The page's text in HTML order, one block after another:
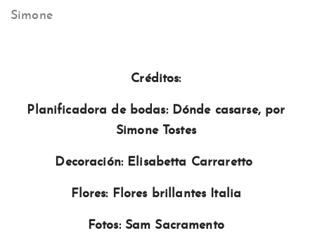
Simone
Créditos:
Planificadora de bodas: Dónde casarse, por
Simone Tostes
Decoración: Elisabetta Carraretto
Flores: Flores brillantes Italia
Fotos: Sam Sacramento